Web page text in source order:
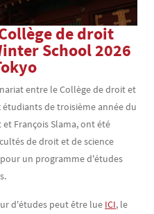
de droit
School 2026
entre le Collège de droit et
de troisième année du
François Slama, ont été
de droit et de science
un programme d'études
d'études peut être lue ICI, le